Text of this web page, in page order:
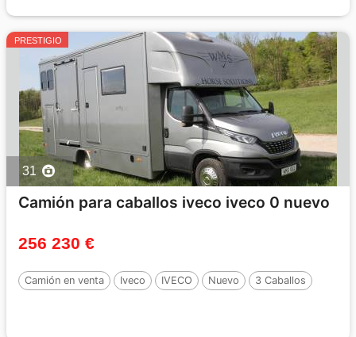
PRESTIGIO
31
Camión para caballos iveco iveco 0 nuevo
256 230 €
Camión en venta Iveco IVECO Nuevo 3 Caballos